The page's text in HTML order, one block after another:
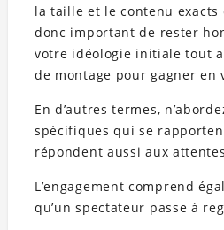
la taille et le contenu exacts
donc important de rester
votre idéologie initiale tout
de montage pour gagner en
En d’autres termes,
spécifiques qui se
répondent aussi aux
L’engagement comprend
qu’un spectateur passe à